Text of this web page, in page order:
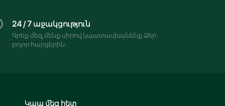
24 / 7 աջակցություն
Գրեք մեզ, մենք սիրով կպատասխանենք Ձեր
բոլոր հարցերին:
Կապ մեզ հետ